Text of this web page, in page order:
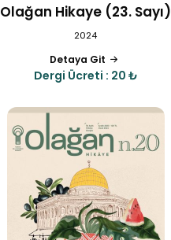
Olağan Hikaye (23. Sayı)
2024
Detaya Git
Dergi Ücreti : 20 ₺